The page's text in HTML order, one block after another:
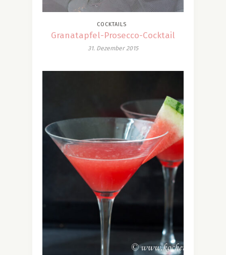
COCKTAILS
Granatapfel-Prosecco-Cocktail
31. Dezember 2015